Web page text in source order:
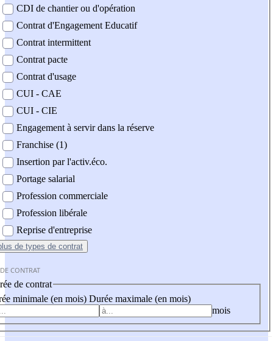
CDI de chantier ou d'opération
Contrat d'Engagement Educatif
Contrat intermittent
Contrat pacte
Contrat d'usage
CUI - CAE
CUI - CIE
Engagement à servir dans la réserve
Franchise (1)
Insertion par l'activ.éco.
Portage salarial
Profession commerciale
Profession libérale
Reprise d'entreprise
de types de contrat
CONTRAT
de contrat
minimale (en mois) Durée maximale (en mois)
mois